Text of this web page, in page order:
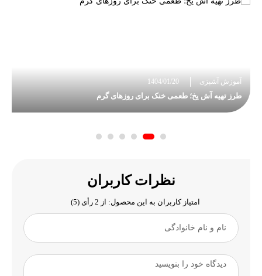
آموزش آشپزی 1404/01/20
طرز تهیه آش یخ؛ طعمی خنک برای روزهای گرم
نظرات کاربران
امتیاز کاربران به این محصول: از 2 رأی (5)